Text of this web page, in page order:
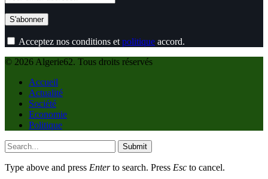
Acceptez nos conditions et politique accord.
© 2026 Algerie62. Tous droits réservés
Accueil
Actualité
Société
Economie
Politique
Submit
Type above and press Enterto search. Press Esc to cancel.